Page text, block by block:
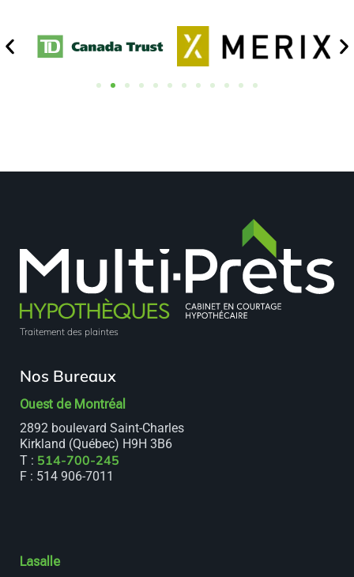
Traitement des plaintes
Nos Bureaux
Ouest de Montréal
2892 boulevard Saint-Charles
Kirkland (Québec) H9H 3B6
T : 514-700-245
F : 514 906-7011
Lasalle